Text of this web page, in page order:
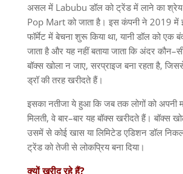
असल मेंLabubu डॉल को ट्रेंड में लाने का
Pop Mart को जाता है। इस कंपनी ने2019 में
फॉर्मेट में बेचना शुरू किया था, यानी डॉल को एक
जाता है और यह नहीं बताया जाता कि अंदर कौन–
बॉक्स खोला न जाए, सरप्राइज बना रहता है,
ड्रॉ की तरह खरीदते हैं।
इसका नतीजा ये हुआ कि जब तक लोगों को अपनी
मिलती, वे बार–बार यह बॉक्स खरीदते हैं। बॉक्स
उसमें से कोई खास या लिमिटेड एडिशन डॉल
ट्रेंड को तेजी से लोकप्रिय बना दिया।
क्यों खरीद रहे हैं?